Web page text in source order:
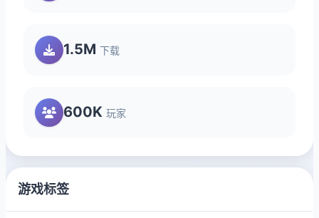
1.5M 下载
600K 玩家
游戏标签